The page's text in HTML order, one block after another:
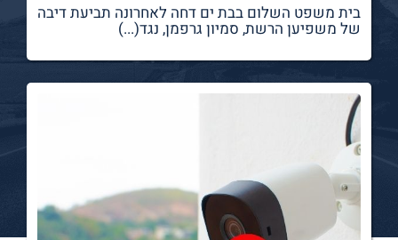
בית משפט השלום בבת ים דחה לאחרונה תביעת דיבה
של משפיען הרשת, סמיון גרפמן, נגד(...)